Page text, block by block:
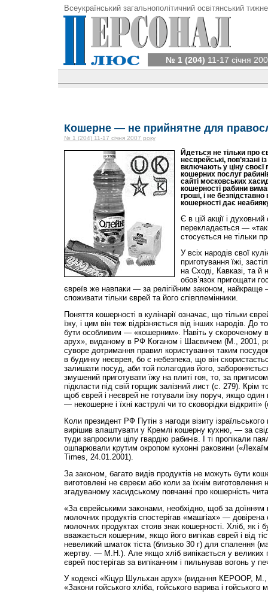
Всеукраїнський загальнополітичний освітянський
№ 1 (204) 11-17 січня
Кошерне — не прийнятне для
№ 1 (204) 11-17 січня 2007 року
Йдеться не тільки про
неєврейські, пов’язані
включають у ціну своєї
кошерних послуг
сайті московських
кошерності рабини
гроші, і не
кошерності дає
Є в цій акції і
перекладається —
стосується не тільки
У всіх народів свої
приготування їжі,
на Сході, Кавказі, та й
обов’язок пригощати
євреїв же навпаки — за релігійним законом,
споживати тільки єврей та його співплемінники.
Поняття кошерності в кулінарії означає, що тільки
їжу, і цим він теж відрізняється від інших народів. До
бути особливим — «кошерним». Навіть у скороченому
арух», виданому в РФ Коганом і Шаєвичем (М., 2001,
суворе дотримання правил користування таким
в будинку неєврея, бо є небезпека, що він
залишати посуд, аби той полагодив його,
змушений приготувати їжу на плиті гоя, то, за
підкласти під свій горщик залізний лист (с. 279). Крім
щоб єврей і неєврей не готували їжу поруч, якщо один
— некошерне і їхні каструлі чи то сковорідки відкриті»
Коли президент РФ Путін з нагоди візиту ізраїльського
вирішив влаштувати у Кремлі кошерну кухню, — за
туди запросили цілу гвардію рабинів. І ті пропікали
ошпарювали крутим окропом кухонні раковини
Times, 24.01.2001).
За законом, багато видів продуктів не можуть бути
виготовлені не євреєм або коли за їхнім виготовлення
згадуваному хасидському повчанні про кошерність
«За єврейськими законами, необхідно, щоб за доїнням
молочних продуктів спостерігав «машгіах» — довірена
молочних продуктах стояв знак кошерності. Хліб, як і
вважається кошерним, якщо його випікав єврей і від
невеликий шматок тіста (близько 30 г) для спалення
жертву. — М.Н.). Але якщо хліб випікається у великих
єврей постерігав за випіканням і пильнував вогонь у
У кодексі «Кіцур Шульхан арух» (видання КЕРООР, М.,
«Закони гойського хліба, гойського варива і